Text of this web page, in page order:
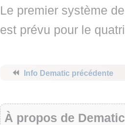
Le premier système
est prévu pour le
⏪ Info Dematic précédente
À propos de Dematic